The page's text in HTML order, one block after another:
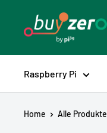
buyzero.de
Raspberry Pi
Home Alle Produkte